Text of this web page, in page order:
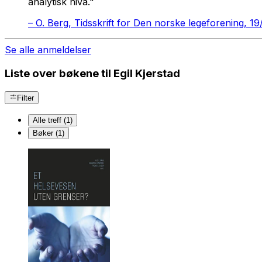
– O. Berg, Tidsskrift for Den norske legeforening,
Se alle anmeldelser
Liste over bøkene til Egil Kjerstad
Filter
Alle treff (1)
Bøker (1)